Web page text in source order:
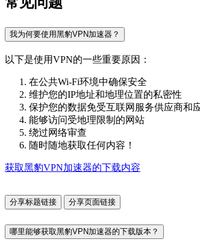
我为何要使用黑豹VPN加速器？
以下是使用VPN的一些重要原因：
在公共Wi-Fi环境中确保安全
维护您的IP地址和地理位置的私密性
保护您的数据免受互联网服务供应商和
能够访问受地理限制的网站
绕过网络审查
随时随地获取任何内容！
获取黑豹VPN加速器的下载内容
分享标题链接 分享页面链接
哪里能够获取黑豹VPN加速器的下载版本？